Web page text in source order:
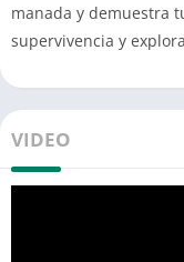
manada y demuestra
supervivencia y
VIDEO